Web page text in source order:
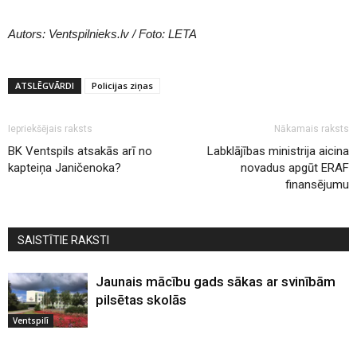
Autors: Ventspilnieks.lv / Foto: LETA
ATSLĒGVĀRDI Policijas ziņas
Iepriekšējais raksts
BK Ventspils atsakās arī no
kapteiņa Janičenoka?
Nākamais raksts
Labklājības ministrija aicina
novadus apgūt ERAF
finansējumu
SAISTĪTIE RAKSTI
Ventspilī
Jaunais mācību gads sākas ar svinībām
pilsētas skolās